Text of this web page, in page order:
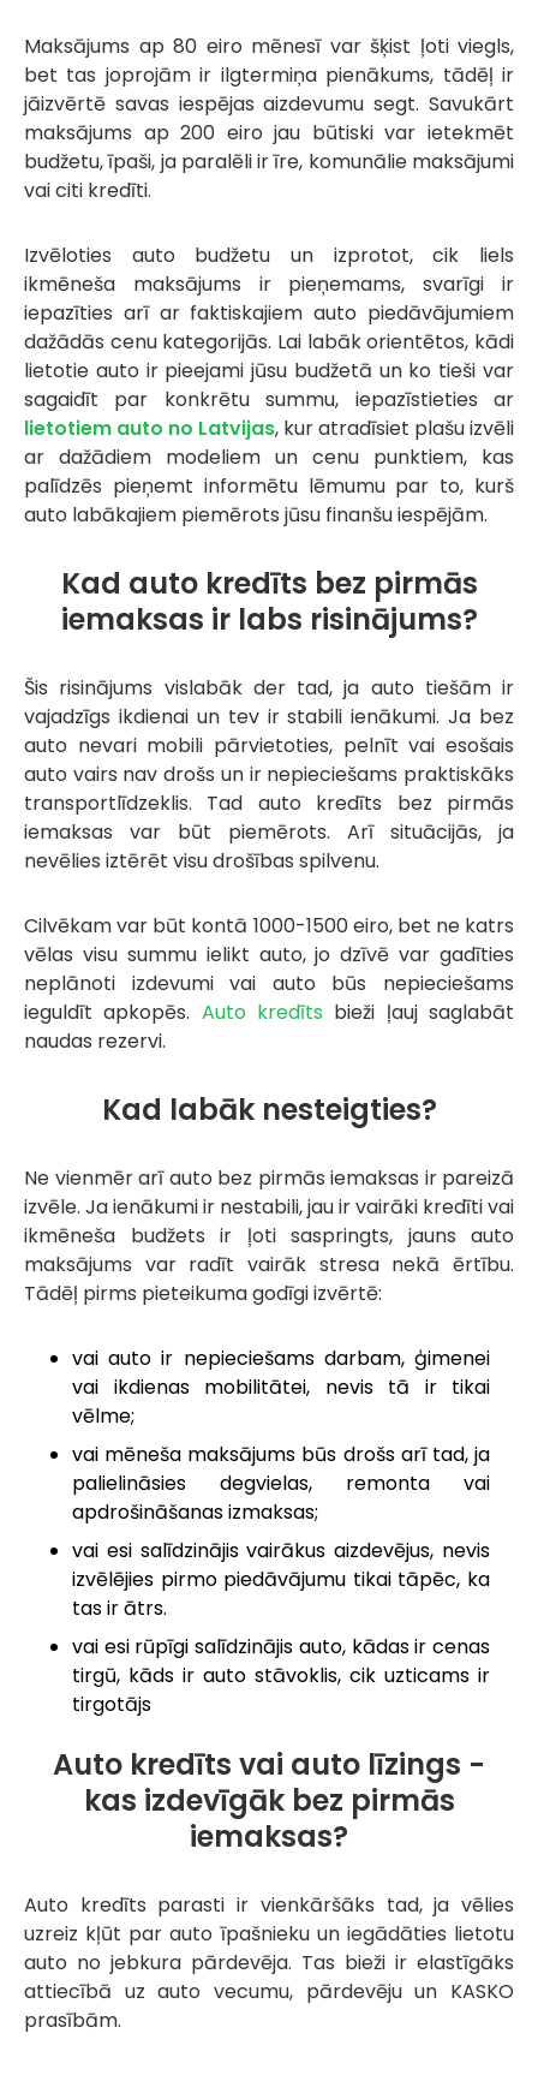
Maksājums ap 80 eiro mēnesī var šķist ļoti viegls,
bet tas joprojām ir ilgtermiņa pienākums, tādēļ ir
jāizvērtē savas iespējas aizdevumu segt. Savukārt
maksājums ap 200 eiro jau būtiski var ietekmēt
budžetu, īpaši, ja paralēli ir īre, komunālie maksājumi
vai citi kredīti.
Izvēloties auto budžetu un izprotot, cik liels
ikmēneša maksājums ir pieņemams, svarīgi ir
iepazīties arī ar faktiskajiem auto piedāvājumiem
dažādās cenu kategorijās. Lai labāk orientētos, kādi
lietotie auto ir pieejami jūsu budžetā un ko tieši var
sagaidīt par konkrētu summu, iepazīstieties ar
lietotiem auto no Latvijas, kur atradīsiet plašu izvēli
ar dažādiem modeliem un cenu punktiem, kas
palīdzēs pieņemt informētu lēmumu par to, kurš
auto labākajiem piemērots jūsu finanšu iespējām.
Kad auto kredīts bez pirmās
iemaksas ir labs risinājums?
Šis risinājums vislabāk der tad, ja auto tiešām ir
vajadzīgs ikdienai un tev ir stabili ienākumi. Ja bez
auto nevari mobili pārvietoties, pelnīt vai esošais
auto vairs nav drošs un ir nepieciešams praktiskāks
transportlīdzeklis. Tad auto kredīts bez pirmās
iemaksas var būt piemērots. Arī situācijās, ja
nevēlies iztērēt visu drošības spilvenu.
Cilvēkam var būt kontā 1000-1500 eiro, bet ne katrs
vēlas visu summu ielikt auto, jo dzīvē var gadīties
neplānoti izdevumi vai auto būs nepieciešams
ieguldīt apkopēs. Auto kredīts bieži ļauj saglabāt
naudas rezervi.
Kad labāk nesteigties?
Ne vienmēr arī auto bez pirmās iemaksas ir pareizā
izvēle. Ja ienākumi ir nestabili, jau ir vairāki kredīti vai
ikmēneša budžets ir ļoti saspringts, jauns auto
maksājums var radīt vairāk stresa nekā ērtību.
Tādēļ pirms pieteikuma godīgi izvērtē:
vai auto ir nepieciešams darbam, ģimenei
vai ikdienas mobilitātei, nevis tā ir tikai
vēlme;
vai mēneša maksājums būs drošs arī tad, ja
palielināsies degvielas, remonta vai
apdrošināšanas izmaksas;
vai esi salīdzinājis vairākus aizdevējus, nevis
izvēlējies pirmo piedāvājumu tikai tāpēc, ka
tas ir ātrs.
vai esi rūpīgi salīdzinājis auto, kādas ir cenas
tirgū, kāds ir auto stāvoklis, cik uzticams ir
tirgotājs
Auto kredīts vai auto līzings -
kas izdevīgāk bez pirmās
iemaksas?
Auto kredīts parasti ir vienkāršāks tad, ja vēlies
uzreiz kļūt par auto īpašnieku un iegādāties lietotu
auto no jebkura pārdevēja. Tas bieži ir elastīgāks
attiecībā uz auto vecumu, pārdevēju un KASKO
prasībām.